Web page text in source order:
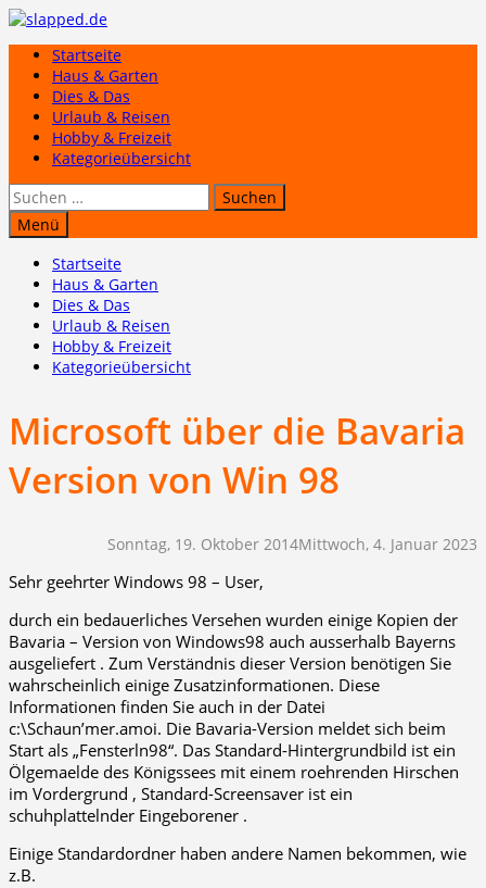
Zum
springenStartseite
Haus & Garten
Dies & Das
Urlaub & Reisen
Hobby & Freizeit
Kategorieübersicht
Suchen
nach:
Menü
Startseite
Haus & Garten
Dies & Das
Urlaub & Reisen
Hobby & Freizeit
Kategorieübersicht
Microsoft über die Bavaria
Version von Win 98
Sonntag, 19. Oktober 2014Mittwoch, 4. Januar 2023
Sehr geehrter Windows 98 – User,
durch ein bedauerliches Versehen wurden einige Kopien der
Bavaria – Version von Windows98 auch ausserhalb Bayerns
ausgeliefert . Zum Verständnis dieser Version benötigen Sie
wahrscheinlich einige Zusatzinformationen. Diese
Informationen finden Sie auch in der Datei
c:\Schaun’mer.amoi. Die Bavaria-Version meldet sich beim
Start als „Fensterln98“. Das Standard-Hintergrundbild ist ein
Ölgemaelde des Königssees mit einem roehrenden Hirschen
im Vordergrund , Standard-Screensaver ist ein
schuhplattelnder Eingeborener .
Einige Standardordner haben andere Namen bekommen, wie
z.B.